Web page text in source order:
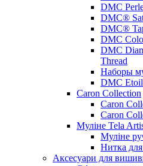
DMC
DMC®
DMC®
DMC
DMC
Thread
Наборы
DMC
Caron Collection
Caron
Caron
Муліне Tela
Муліне
Нитка
Аксесуари для